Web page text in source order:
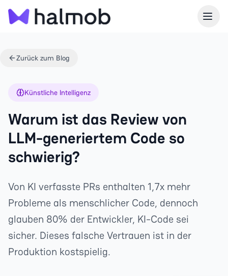
Zurück zum Blog
Künstliche Intelligenz
Warum ist das Review von
LLM-generiertem Code so
schwierig?
Von KI verfasste PRs enthalten 1,7x mehr
Probleme als menschlicher Code, dennoch
glauben 80% der Entwickler, KI-Code sei
sicher. Dieses falsche Vertrauen ist in der
Produktion kostspielig.